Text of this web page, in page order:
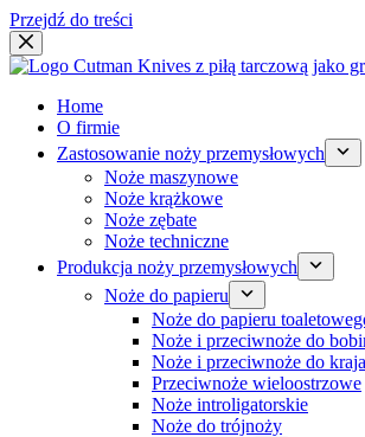
Przejdź do treści
Home
O firmie
Zastosowanie noży przemysłowych
Noże maszynowe
Noże krążkowe
Noże zębate
Noże techniczne
Produkcja noży przemysłowych
Noże do papieru
Noże do papieru
Noże i przeciwnoże do
Noże i przeciwnoże do
Przeciwnoże wieloostrzowe
Noże introligatorskie
Noże do trójnoży